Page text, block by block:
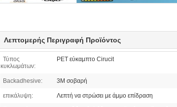
Λεπτομερής Περιγραφή Προϊόντος
Τύπος
κυκλωμάτων:
PET εύκαμπτο Cirucit
Backadhesive: 3M σοβαρή
επικάλυψη: Λεπτή να στρώσει με άμμο επίδραση